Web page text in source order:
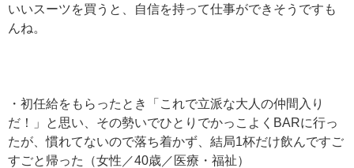
いいスーツを買うと、自信を持って仕事ができそうですも
んね。
・初任給をもらったとき「これで立派な大人の仲間入り
だ！」と思い、その勢いでひとりでかっこよくBARに行っ
たが、慣れてないので落ち着かず、結局1杯だけ飲んですご
すごと帰った（女性／40歳／医療・福祉）